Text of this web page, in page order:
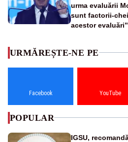
urma evaluării
sunt factorii-
acestor evaluări”
URMĂREȘTE-NE PE
Facebook YouTube
POPULAR
IGSU,